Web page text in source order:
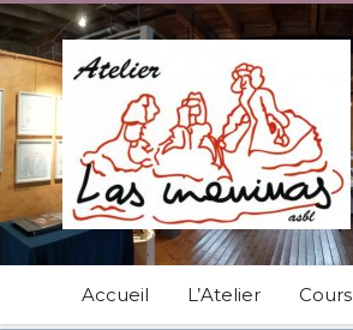
Accueil L’Atelier Cours